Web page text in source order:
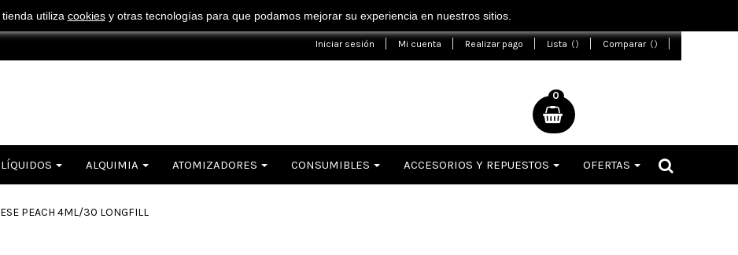
¡ Consigue tu envío gratuito por compras superiores a 50€ !
Iniciar sesión Mi cuenta Realizar pago Lista Comparar
0
LÍQUIDOS ALQUIMIA ATOMIZADORES CONSUMIBLES ACCESORIOS Y REPUESTOS OFERTAS
PEACH 4ML/30 LONGFILL
tienda utiliza cookiesy otras tecnologías para que podamos mejorar su experiencia en nuestros sitios.